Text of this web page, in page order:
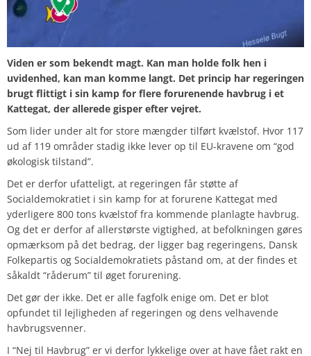
Viden er som bekendt magt. Kan man holde folk hen i
uvidenhed, kan man komme langt. Det princip har regeringen
brugt flittigt i sin kamp for flere forurenende havbrug i et
Kattegat, der allerede gisper efter vejret.
Som lider under alt for store mængder tilført kvælstof. Hvor 117
ud af 119 områder stadig ikke lever op til EU-kravene om “god
økologisk tilstand”.
Det er derfor ufatteligt, at regeringen får støtte af
Socialdemokratiet i sin kamp for at forurene Kattegat med
yderligere 800 tons kvælstof fra kommende planlagte havbrug.
Og det er derfor af allerstørste vigtighed, at befolkningen gøres
opmærksom på det bedrag, der ligger bag regeringens, Dansk
Folkepartis og Socialdemokratiets påstand om, at der findes et
såkaldt “råderum” til øget forurening.
Det gør der ikke. Det er alle fagfolk enige om. Det er blot
opfundet til lejligheden af regeringen og dens velhavende
havbrugsvenner.
I “Nej til Havbrug” er vi derfor lykkelige over at have fået rakt en